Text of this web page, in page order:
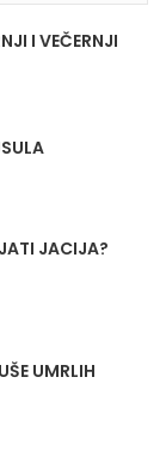
I VEČERNJI
JACIJA?
UMRLIH